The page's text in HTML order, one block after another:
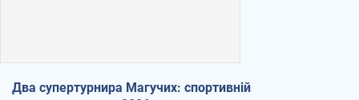
Два супертурнира Магучих: спортивній